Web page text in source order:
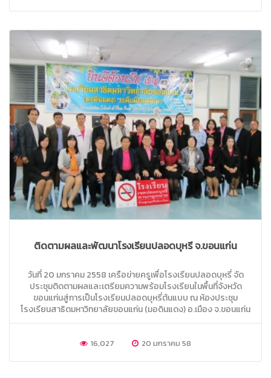
ติดตามผลและพัฒนาโรงเรียนปลอดบุหรี่ จ.ขอนแก่น
วันที่ 20 มกราคม 2558 เครือข่ายครูเพื่อโรงเรียนปลอดบุหรี่ จัด
ประชุมติดตามผลและเตรียมความพร้อมโรงเรียนในพื้นที่จังหวัด
ขอนแก่นสู่การเป็นโรงเรียนปลอดบุหรี่ต้นแบบ ณ ห้องประชุม
โรงเรียนสาธิตมหาวิทยาลัยขอนแก่น (มอดินแดง) อ.เมือง จ.ขอนแก่น
16,027 20 มกราคม 58